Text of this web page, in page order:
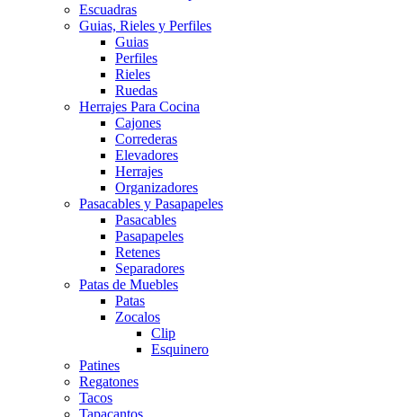
Escuadras
Guias, Rieles y Perfiles
Guias
Perfiles
Rieles
Ruedas
Herrajes Para Cocina
Cajones
Correderas
Elevadores
Herrajes
Organizadores
Pasacables y Pasapapeles
Pasacables
Pasapapeles
Retenes
Separadores
Patas de Muebles
Patas
Zocalos
Clip
Esquinero
Patines
Regatones
Tacos